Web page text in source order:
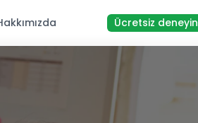
Ücretsiz deneyin